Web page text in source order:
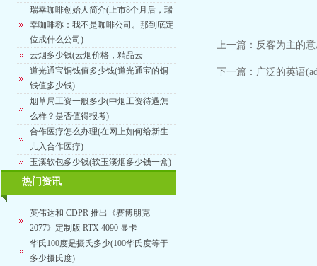
瑞幸咖啡创始人简介(上市8个月后，瑞
幸咖啡称：我不是咖啡公司。那到底定
位成什么公司)
云烟多少钱(云烟价格，精品云
道光通宝铜钱值多少钱(道光通宝的铜
钱值多少钱)
烟草局工资一般多少(中烟工资待遇怎
么样？是否值得报考)
合作医疗怎么办理(在网上如何给新生
儿入合作医疗)
玉溪软包多少钱(软玉溪烟多少钱一盒)
热门资讯
英伟达和 CDPR 推出《赛博朋克
2077》定制版 RTX 4090 显卡
华氏100度是摄氏多少(100华氏度等于
多少摄氏度)
上一篇： 反客为主的
下一篇： 广泛的英语